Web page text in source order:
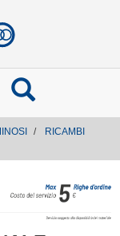
RICAMBI